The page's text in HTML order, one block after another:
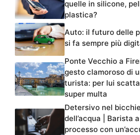
quelle in silicone,
plastica?
Auto: il futuro delle
si fa sempre più
Ponte Vecchio a
gesto clamoroso di
turista: per lui
super multa
Detersivo nel
dell’acqua | Barista a
processo con